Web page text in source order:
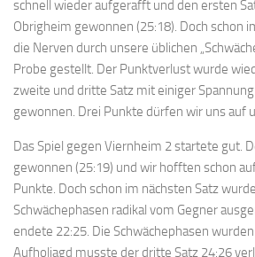
schnell wieder aufgerafft und den ersten
Obrigheim gewonnen (25:18). Doch schon
die Nerven durch unsere üblichen
Probe gestellt. Der Punktverlust wurde
zweite und dritte Satz mit einiger
gewonnen. Drei Punkte dürfen wir uns auf
Das Spiel gegen Viernheim 2 startete gut.
gewonnen (25:19) und wir hofften schon
Punkte. Doch schon im nächsten Satz
Schwächephasen radikal vom Gegner
endete 22:25. Die Schwächephasen
Aufholjagd musste der dritte Satz 24:26